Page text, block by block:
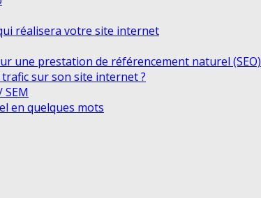
réalisera votre site internet
une prestation de référencement naturel (SEO)
sur son site internet ?
SEM
en quelques mots